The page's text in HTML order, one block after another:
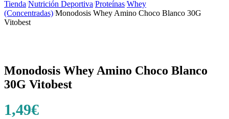
Tienda/Nutrición Deportiva/Proteínas/Whey
(Concentradas)/Monodosis Whey Amino Choco Blanco 30G
Vitobest
Monodosis Whey Amino Choco Blanco
30G Vitobest
1,49€